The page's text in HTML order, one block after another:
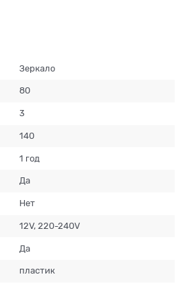
Зеркало
80
3
140
1 год
Да
Нет
12V, 220-240V
Да
пластик